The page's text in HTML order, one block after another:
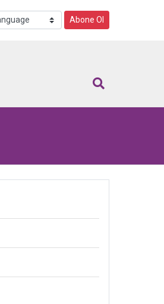
Abone Ol